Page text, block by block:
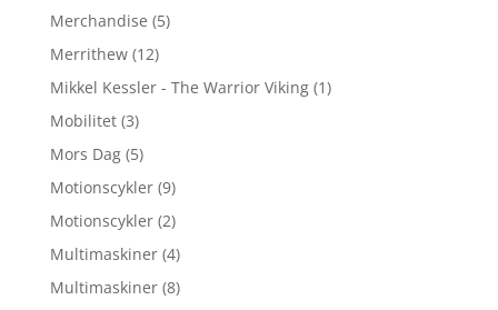
Merchandise (5)
Merrithew (12)
Mikkel Kessler - The Warrior Viking (1)
Mobilitet (3)
Mors Dag (5)
Motionscykler (9)
Motionscykler (2)
Multimaskiner (4)
Multimaskiner (8)